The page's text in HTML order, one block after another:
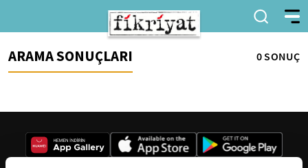
ARAMA SONUÇLARI 0 SONUÇ